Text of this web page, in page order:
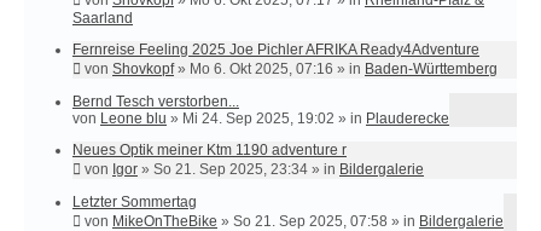
Saarland
Fernreise Feeling 2025 Joe Pichler AFRIKA Ready4Adventure
von Shovkopf» Mo 6. Okt 2025, 07:16 » in Baden-Württemberg
Bernd Tesch verstorben...
von Leone blu » Mi 24. Sep 2025, 19:02 » in Plauderecke
Neues Optik meiner Ktm 1190 adventure r
von Igor » So 21. Sep 2025, 23:34 » in Bildergalerie
Letzter Sommertag
von MikeOnTheBike » So 21. Sep 2025, 07:58 » in Bildergalerie